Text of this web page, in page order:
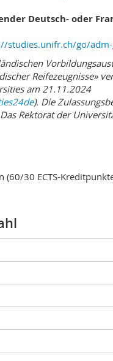
sind
und sie zu
die in
eröffnen sich
der Konservation und
und Museen. Die
fortgesetzt
Deutsch- oder
studies.unifr.ch/go/
Reifezeugnisse»
am 21.11.2024
). Die
Rektorat der
30 ECTS-